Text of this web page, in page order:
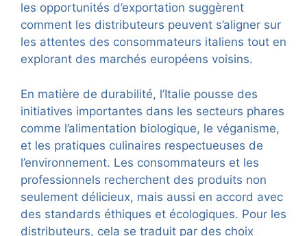
les opportunités d’exportation suggèrent
comment les distributeurs peuvent s’aligner sur
les attentes des consommateurs italiens tout en
explorant des marchés européens voisins.
En matière de durabilité, l’Italie pousse des
initiatives importantes dans les secteurs phares
comme l’alimentation biologique, le véganisme,
et les pratiques culinaires respectueuses de
l’environnement. Les consommateurs et les
professionnels recherchent des produits non
seulement délicieux, mais aussi en accord avec
des standards éthiques et écologiques. Pour les
distributeurs, cela se traduit par des choix